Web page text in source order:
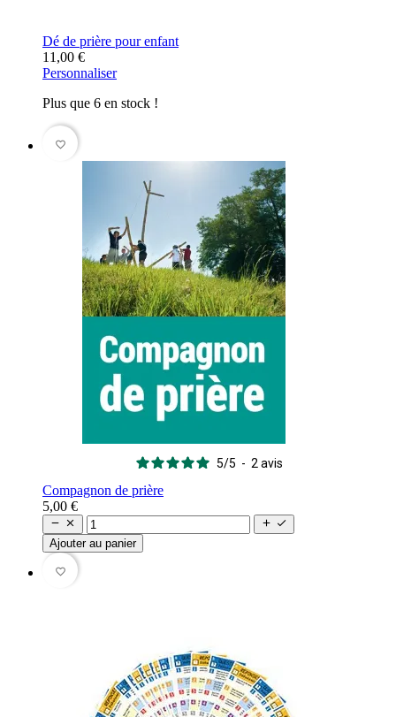
Dé de prière pour enfant
11,00 €
Personnaliser
Plus que 6 en stock !
favorite_border
5/5 - 2 avis
Compagnon de prière
5,00 €
   
Ajouter au panier
favorite_border